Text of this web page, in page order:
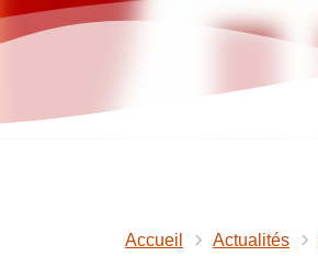
Accueil Actualités